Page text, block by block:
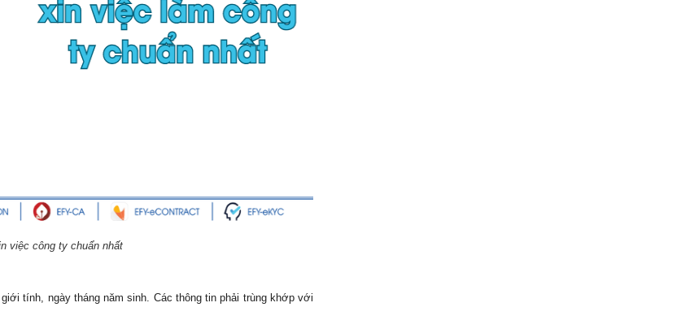
việc công ty chuẩn nhất
tính, ngày tháng năm sinh. Các thông tin phải trùng khớp với